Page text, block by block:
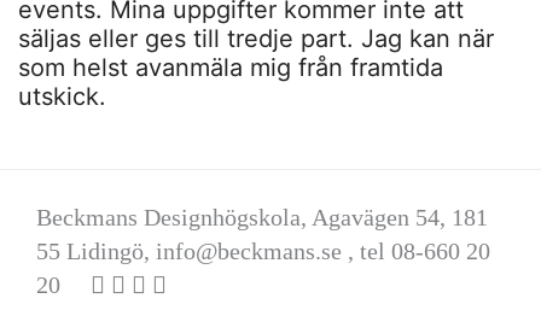
events. Mina uppgifter kommer inte att
säljas eller ges till tredje part. Jag kan när
som helst avanmäla mig från framtida
utskick.
Beckmans Designhögskola, Agavägen 54, 181
55 Lidingö, info@beckmans.se , tel 08-660 20
20